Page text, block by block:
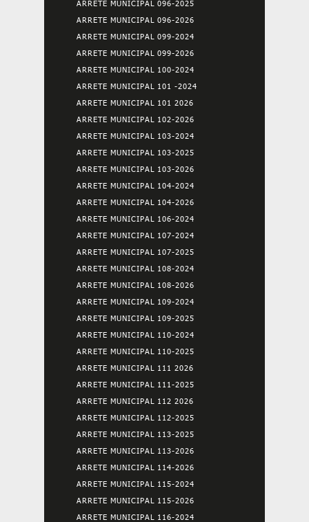
ARRETE MUNICIPAL 096-2025
ARRETE MUNICIPAL 096-2026
ARRETE MUNICIPAL 099-2024
ARRETE MUNICIPAL 099-2026
ARRETE MUNICIPAL 100-2024
ARRETE MUNICIPAL 101 -2024
ARRETE MUNICIPAL 101 2026
ARRETE MUNICIPAL 102-2026
ARRETE MUNICIPAL 103-2024
ARRETE MUNICIPAL 103-2025
ARRETE MUNICIPAL 103-2026
ARRETE MUNICIPAL 104-2024
ARRETE MUNICIPAL 104-2026
ARRETE MUNICIPAL 106-2024
ARRETE MUNICIPAL 107-2024
ARRETE MUNICIPAL 107-2025
ARRETE MUNICIPAL 108-2024
ARRETE MUNICIPAL 108-2026
ARRETE MUNICIPAL 109-2024
ARRETE MUNICIPAL 109-2025
ARRETE MUNICIPAL 110-2024
ARRETE MUNICIPAL 110-2025
ARRETE MUNICIPAL 111 2026
ARRETE MUNICIPAL 111-2025
ARRETE MUNICIPAL 112 2026
ARRETE MUNICIPAL 112-2025
ARRETE MUNICIPAL 113-2025
ARRETE MUNICIPAL 113-2026
ARRETE MUNICIPAL 114-2026
ARRETE MUNICIPAL 115-2024
ARRETE MUNICIPAL 115-2026
ARRETE MUNICIPAL 116-2024